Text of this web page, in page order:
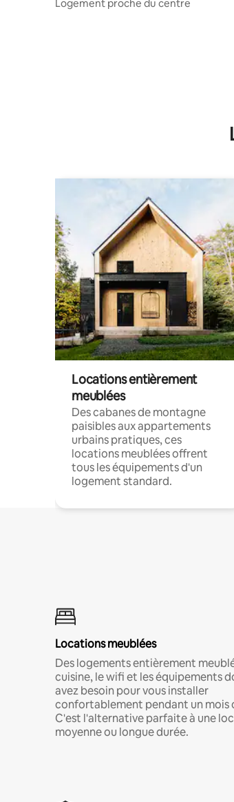
Logement proche du centre
Locations entièrement
meublées
Des cabanes de montagne
paisibles aux appartements
urbains pratiques, ces
locations meublées offrent
tous les équipements d'un
logement standard.
Locations meublées
Des logements entièrement
cuisine, le wifi et les équipements
avez besoin pour vous installer
confortablement pendant un mois
C'est l'alternative parfaite à une
moyenne ou longue durée.